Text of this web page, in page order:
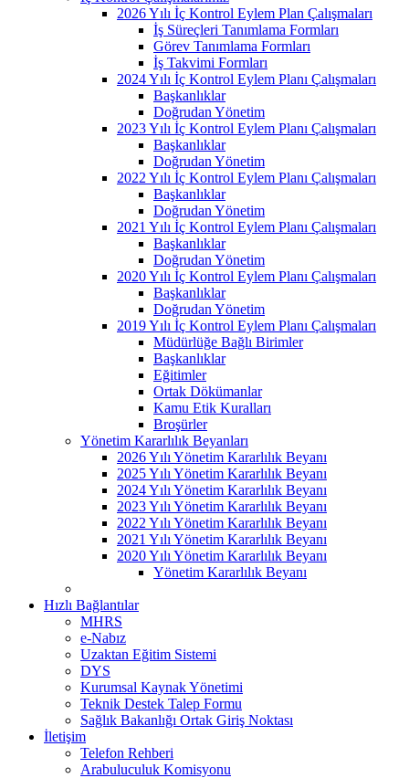
2026 Yılı İç Kontrol Eylem Plan Çalışmaları
İş Süreçleri Tanımlama Formları
Görev Tanımlama Formları
İş Takvimi Formları
2024 Yılı İç Kontrol Eylem Planı Çalışmaları
Başkanlıklar
Doğrudan Yönetim
2023 Yılı İç Kontrol Eylem Planı Çalışmaları
Başkanlıklar
Doğrudan Yönetim
2022 Yılı İç Kontrol Eylem Planı Çalışmaları
Başkanlıklar
Doğrudan Yönetim
2021 Yılı İç Kontrol Eylem Planı Çalışmaları
Başkanlıklar
Doğrudan Yönetim
2020 Yılı İç Kontrol Eylem Planı Çalışmaları
Başkanlıklar
Doğrudan Yönetim
2019 Yılı İç Kontrol Eylem Planı Çalışmaları
Müdürlüğe Bağlı Birimler
Başkanlıklar
Eğitimler
Ortak Dökümanlar
Kamu Etik Kuralları
Broşürler
Yönetim Kararlılık Beyanları
2026 Yılı Yönetim Kararlılık Beyanı
2025 Yılı Yönetim Kararlılık Beyanı
2024 Yılı Yönetim Kararlılık Beyanı
2023 Yılı Yönetim Kararlılık Beyanı
2022 Yılı Yönetim Kararlılık Beyanı
2021 Yılı Yönetim Kararlılık Beyanı
2020 Yılı Yönetim Kararlılık Beyanı
Yönetim Kararlılık Beyanı
Hızlı Bağlantılar
MHRS
e-Nabız
Uzaktan Eğitim Sistemi
DYS
Kurumsal Kaynak Yönetimi
Teknik Destek Talep Formu
Sağlık Bakanlığı Ortak Giriş Noktası
İletişim
Telefon Rehberi
Arabuluculuk Komisyonu